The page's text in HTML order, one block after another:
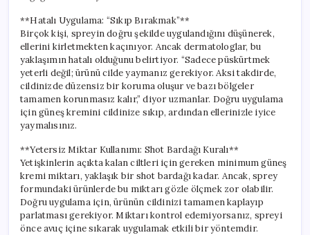
**Hatalı Uygulama: “Sıkıp Bırakmak”**
Birçok kişi, spreyin doğru şekilde uygulandığını düşünerek,
ellerini kirletmekten kaçınıyor. Ancak dermatologlar, bu
yaklaşımın hatalı olduğunu belirtiyor. “Sadece püskürtmek
yeterli değil; ürünü cilde yaymanız gerekiyor. Aksi takdirde,
cildinizde düzensiz bir koruma oluşur ve bazı bölgeler
tamamen korunmasız kalır,” diyor uzmanlar. Doğru uygulama
için güneş kremini cildinize sıkıp, ardından ellerinizle iyice
yaymalısınız.
**Yetersiz Miktar Kullanımı: Shot Bardağı Kuralı**
Yetişkinlerin açıkta kalan ciltleri için gereken minimum güneş
kremi miktarı, yaklaşık bir shot bardağı kadar. Ancak, sprey
formundaki ürünlerde bu miktarı gözle ölçmek zor olabilir.
Doğru uygulama için, ürünün cildinizi tamamen kaplayıp
parlatması gerekiyor. Miktarı kontrol edemiyorsanız, spreyi
önce avuç içine sıkarak uygulamak etkili bir yöntemdir.